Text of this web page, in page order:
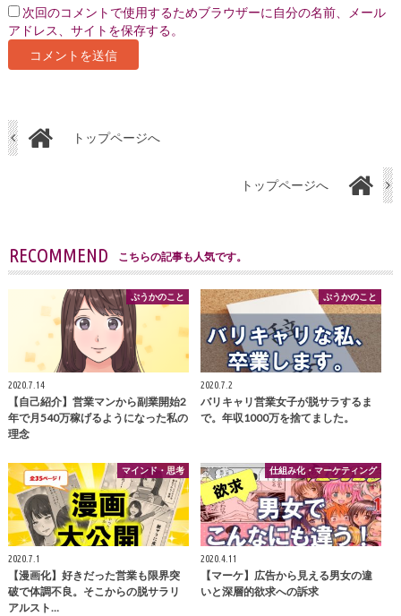
次回のコメントで使用するためブラウザーに自分の名前、メール
アドレス、サイトを保存する。
トップページへ
トップページへ
RECOMMEND こちらの記事も人気です。
ぷうかのこと
2020.7.14
【自己紹介】営業マンから副業開始2
年で月540万稼げるようになった私の
理念
ぷうかのこと
2020.7.2
バリキャリ営業女子が脱サラするま
で。年収1000万を捨てました。
マインド・思考
2020.7.1
【漫画化】好きだった営業も限界突
破で体調不良。そこからの脱サラリ
アルスト…
仕組み化・マーケティング
2020.4.11
【マーケ】広告から見える男女の違
いと深層的欲求への訴求